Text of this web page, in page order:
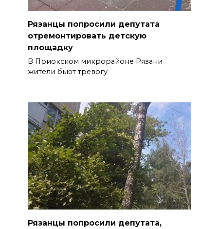
Рязанцы попросили депутата
отремонтировать детскую
площадку
В Приокском микрорайоне Рязани
жители бьют тревогу
Рязанцы попросили депутата,